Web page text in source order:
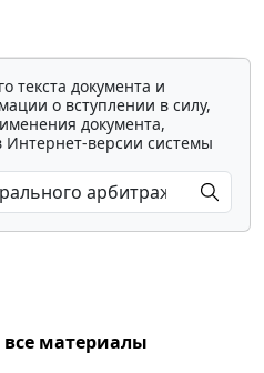
текста документа и
о вступлении в силу,
документа,
Интернет-версии системы
все материалы